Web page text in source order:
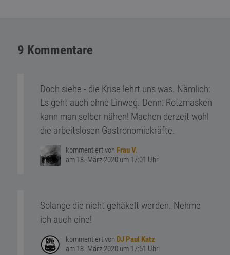
9 Kommentare
Doch siehe - die Krise lehrt uns was. Nämlich:
Es geht auch ohne Einweg. Denn: Rotzmasken
kann man selber nähen! Machen derzeit wohl
die arbeitslosen Gastronomiekräfte.
kommentiert von Frau V.
am 18. März 2020 um 17:01 Uhr.
Solange die nicht gehäkelt werden. Nehme
ich auch eine!
kommentiert von DJ Paul Katz
am 18. März 2020 um 17:51 Uhr.